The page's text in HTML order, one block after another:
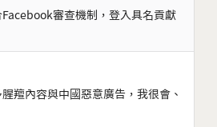
審查機制，登入具名貢獻
羶內容與中國惡意廣告，我很會、